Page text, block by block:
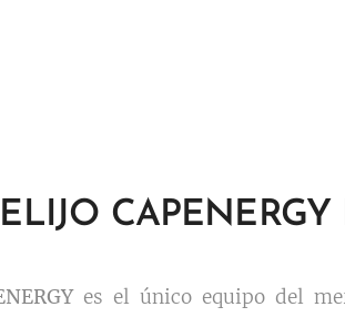
ELIJO
es el único equipo del